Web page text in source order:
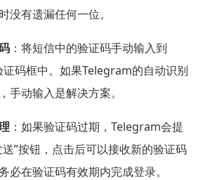
没有遗漏任何一位。
：将短信中的验证码手动输入到
码框中。如果Telegram的自动识别
手动输入是解决方案。
：如果验证码过期，Telegram会提
”按钮，点击后可以接收新的验证码
必在验证码有效期内完成登录。